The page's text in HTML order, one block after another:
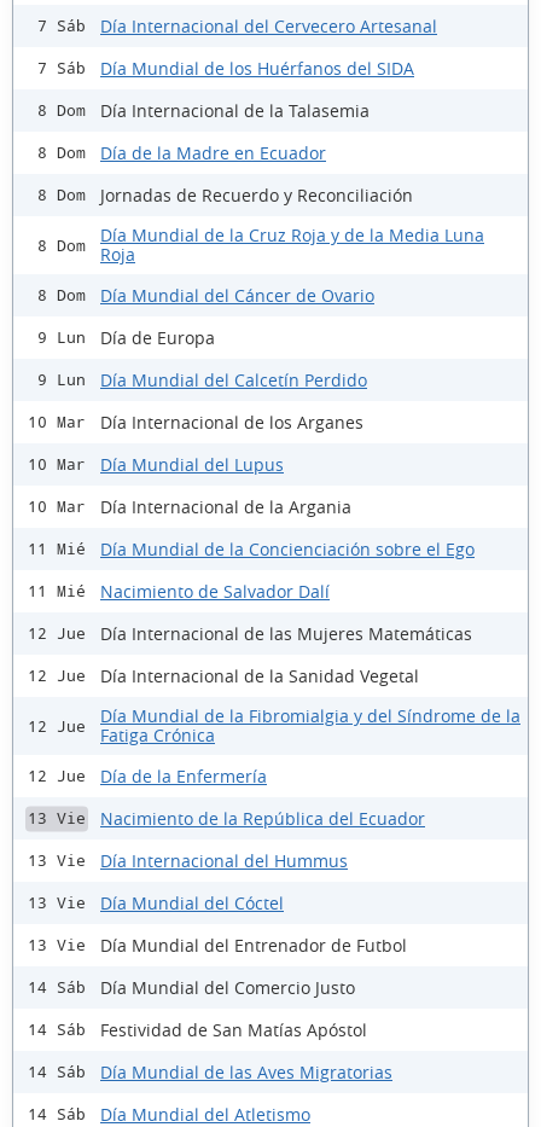
7 Sáb Día Internacional del Cervecero Artesanal
7 Sáb Día Mundial de los Huérfanos del SIDA
8 Dom Día Internacional de la Talasemia
8 Dom Día de la Madre en Ecuador
8 Dom Jornadas de Recuerdo y Reconciliación
8 Dom
Día Mundial de la Cruz Roja y de la Media Luna
Roja
8 Dom Día Mundial del Cáncer de Ovario
9 Lun Día de Europa
9 Lun Día Mundial del Calcetín Perdido
10 Mar Día Internacional de los Arganes
10 Mar Día Mundial del Lupus
10 Mar Día Internacional de la Argania
11 Mié Día Mundial de la Concienciación sobre el Ego
11 Mié Nacimiento de Salvador Dalí
12 Jue Día Internacional de las Mujeres Matemáticas
12 Jue Día Internacional de la Sanidad Vegetal
12 Jue
Día Mundial de la Fibromialgia y del Síndrome de la
Fatiga Crónica
12 Jue Día de la Enfermería
13 Vie Nacimiento de la República del Ecuador
13 Vie Día Internacional del Hummus
13 Vie Día Mundial del Cóctel
13 Vie Día Mundial del Entrenador de Futbol
14 Sáb Día Mundial del Comercio Justo
14 Sáb Festividad de San Matías Apóstol
14 Sáb Día Mundial de las Aves Migratorias
14 Sáb Día Mundial del Atletismo